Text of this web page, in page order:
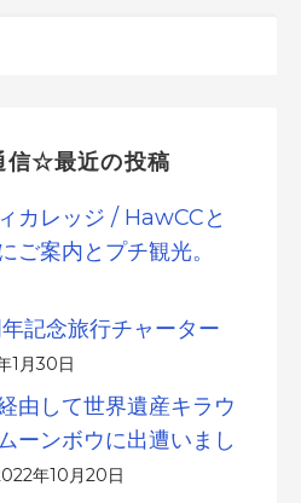
信☆最近の投稿
カレッジ / HawCCと
ご案内とプチ観光。
記念旅行チャーター
1月30日
由して世界遺産キラウ
ーンボウに出遭いまし
年10月20日